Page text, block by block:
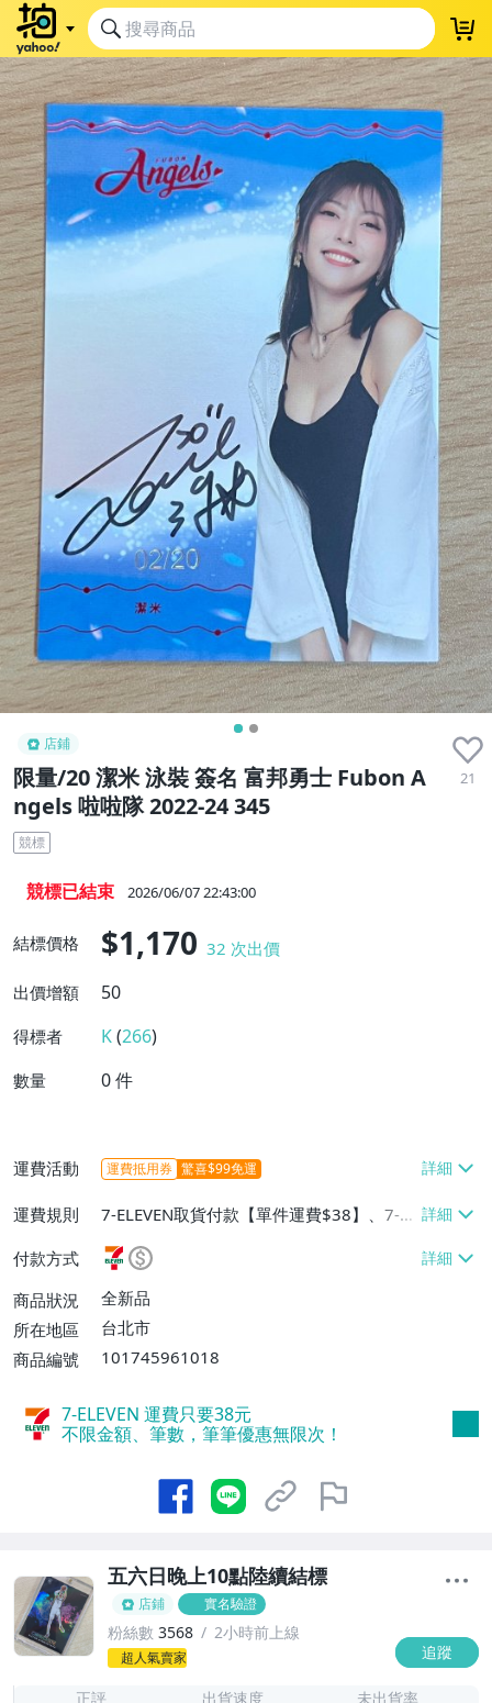
店鋪
限量/20 潔米 泳裝 簽名 富邦勇士 Fubon A
ngels 啦啦隊 2022-24 345
21
競標
競標已結束 2026/06/07 22:43:00
結標價格 $1,170 32 次出價
出價增額
50
得標者 K(266)
數量 0件
運費活動 運費抵用券 驚喜$99免運
運費規則
7-ELEVEN取貨付款【單件運費$38】、7-EL
EVEN取貨不付款【單件運費$38】、郵局掛
號【單件運費$50】
付款方式
商品狀況
全新品
所在地區
台北市
商品編號
101745961018
7-ELEVEN 運費只要38元
不限金額、筆數，筆筆優惠無限次！
五六日晚上10點陸續結標
店鋪 實名驗證
粉絲數 3568 2小時前上線
超人氣賣家 追蹤
正評 出貨速度 未出貨率